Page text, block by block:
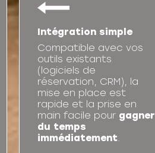
Intégration simple
Compatible avec vos
outils existants
(logiciels de
réservation, CRM), la
mise en place est
rapide et la prise en
main facile pour gagner
du temps
immédiatement.